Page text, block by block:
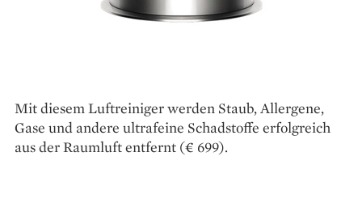
Mit diesem Luftreiniger werden Staub, Allergene,
Gase und andere ultrafeine Schadstoffe erfolgreich
aus der Raumluft entfernt (€ 699).